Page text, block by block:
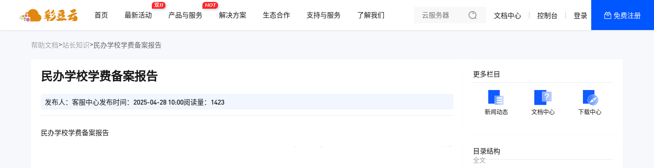
首页 最新活动
双11
产品与服务
HOT
解决方案 生态合作 支持与服务
了解我们
美国高防2区[推荐]
文档中心 控制台 登录 免费注册
帮助文档>站长知识>民办学校学费备案报告
民办学校学费备案报告
发布人：客服中心发布时间：2025-04-28 10:00阅读量：1423
民办学校学费备案报告
更多栏目
新闻动态 文档中心 下载中心
目录结构
全文